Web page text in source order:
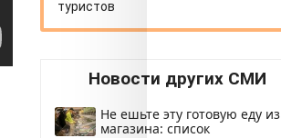
туристов
Новости других СМИ
Не ешьте эту готовую еду из
магазина: список